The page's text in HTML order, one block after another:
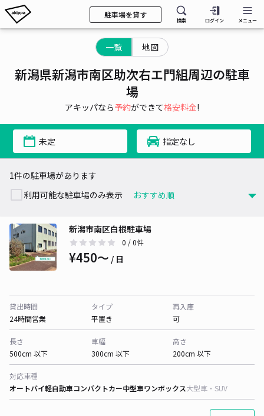
駐車場を貸す
検索 ログイン メニュー
一覧 地図
新潟県新潟市南区助次右エ門組周辺の駐車
場
アキッパなら予約ができて格安料金!
未定 指定なし
1件の駐車場があります
利用可能な駐車場のみ表示
新潟市南区白根駐車場
0 / 0件
¥450〜 / 日
貸出時間
24時間営業
タイプ
平置き
再入庫
可
長さ
500cm 以下
車幅
300cm 以下
高さ
200cm 以下
対応車種
オートバイ軽自動車コンパクトカー中型車ワンボックス大型車・SUV